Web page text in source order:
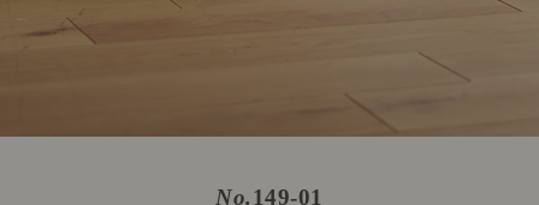
No.149-01